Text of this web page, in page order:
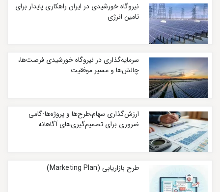
نیروگاه خورشیدی در ایران راهکاری پایدار برای
تامین انرژی
سرمایه‌گذاری در نیروگاه خورشیدی فرصت‌ها،
چالش‌ها و مسیر موفقیت
ارزش‌گذاری سهام،طرح‌ها و پروژه‌ها-گامی
ضروری برای تصمیم‌گیری‌های آگاهانه
طرح بازاریابی (Marketing Plan)